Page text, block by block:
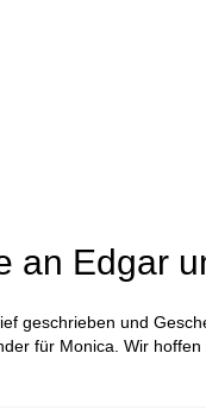
an Edgar
geschrieben und
für Monica. Wir